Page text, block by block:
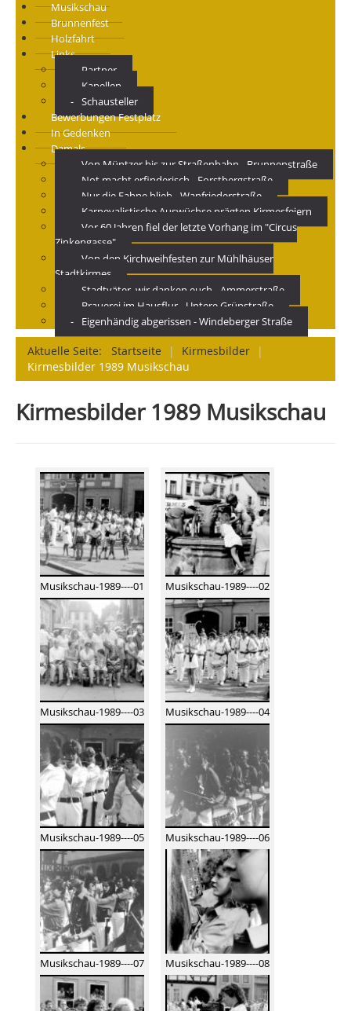
Musikschau
Brunnenfest
Holzfahrt
Links
Partner
Kapellen
Schausteller
Bewerbungen Festplatz
In Gedenken
Damals
Von Müntzer bis zur Straßenbahn - Brunnenstraße
Not macht erfinderisch - Forstbergstraße
Nur die Fahne blieb - Wanfriederstraße
Karnevalistische Auswüchse prägten Kirmesfeiern
Vor 60 Jahren fiel der letzte Vorhang im "Circus
Zinkengasse"
Von den Kirchweihfesten zur Mühlhäuser
Stadtkirmes
Stadtväter, wir danken euch - Ammerstraße
Brauerei im Hausflur - Untere Grünstraße
Eigenhändig abgerissen - Windeberger Straße
Aktuelle Seite: Startseite | Kirmesbilder
|
Kirmesbilder 1989 Musikschau
Kirmesbilder 1989 Musikschau
Musikschau-1989----01 Musikschau-1989----02
Musikschau-1989----03 Musikschau-1989----04
Musikschau-1989----05 Musikschau-1989----06
Musikschau-1989----07 Musikschau-1989----08